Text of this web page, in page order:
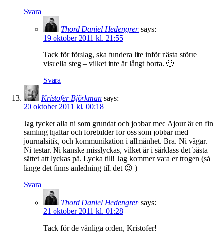
Svara
Thord Daniel Hedengren says:
19 oktober 2011 kl. 21:55
Tack för förslag, ska fundera lite inför nästa större
visuella steg – vilket inte är långt borta. 🙂
Svara
Kristofer Björkman says:
20 oktober 2011 kl. 00:18
Jag tycker alla ni som grundat och jobbar med Ajour är en fin
samling hjältar och förebilder för oss som jobbar med
journalsitik, och kommunikation i allmänhet. Bra. Ni vågar.
Ni testar. Ni kanske misslyckas, vilket är i särklass det bästa
sättet att lyckas på. Lycka till! Jag kommer vara er trogen (så
länge det finns anledning till det 😉 )
Svara
Thord Daniel Hedengren says:
21 oktober 2011 kl. 01:28
Tack för de vänliga orden, Kristofer!